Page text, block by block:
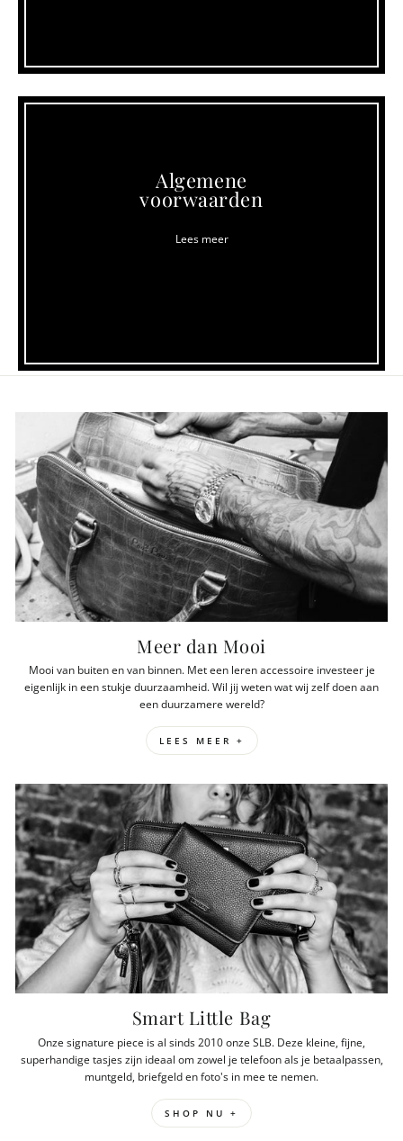
Algemene
voorwaarden
Lees meer
Meer dan Mooi
Mooi van buiten en van binnen. Met een leren accessoire investeer je
eigenlijk in een stukje duurzaamheid. Wil jij weten wat wij zelf doen aan
een duurzamere wereld?
LEES MEER +
Smart Little Bag
Onze signature piece is al sinds 2010 onze SLB. Deze kleine, fijne,
superhandige tasjes zijn ideaal om zowel je telefoon als je betaalpassen,
muntgeld, briefgeld en foto's in mee te nemen.
SHOP NU +